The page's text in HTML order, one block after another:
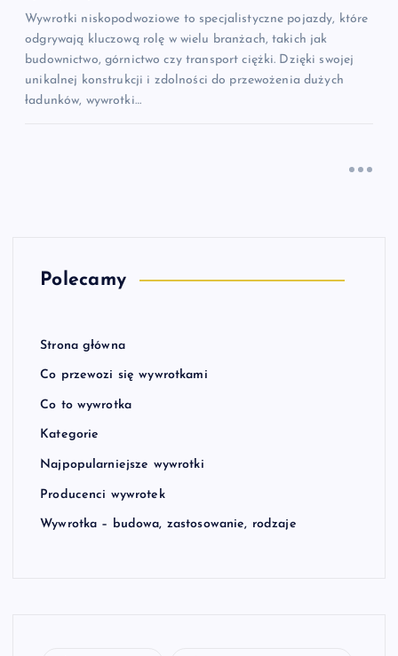
Wywrotki niskopodwoziowe to specjalistyczne pojazdy, które
odgrywają kluczową rolę w wielu branżach, takich jak
budownictwo, górnictwo czy transport ciężki. Dzięki swojej
unikalnej konstrukcji i zdolności do przewożenia dużych
ładunków, wywrotki…
Polecamy
Strona główna
Co przewozi się wywrotkami
Co to wywrotka
Kategorie
Najpopularniejsze wywrotki
Producenci wywrotek
Wywrotka – budowa, zastosowanie, rodzaje